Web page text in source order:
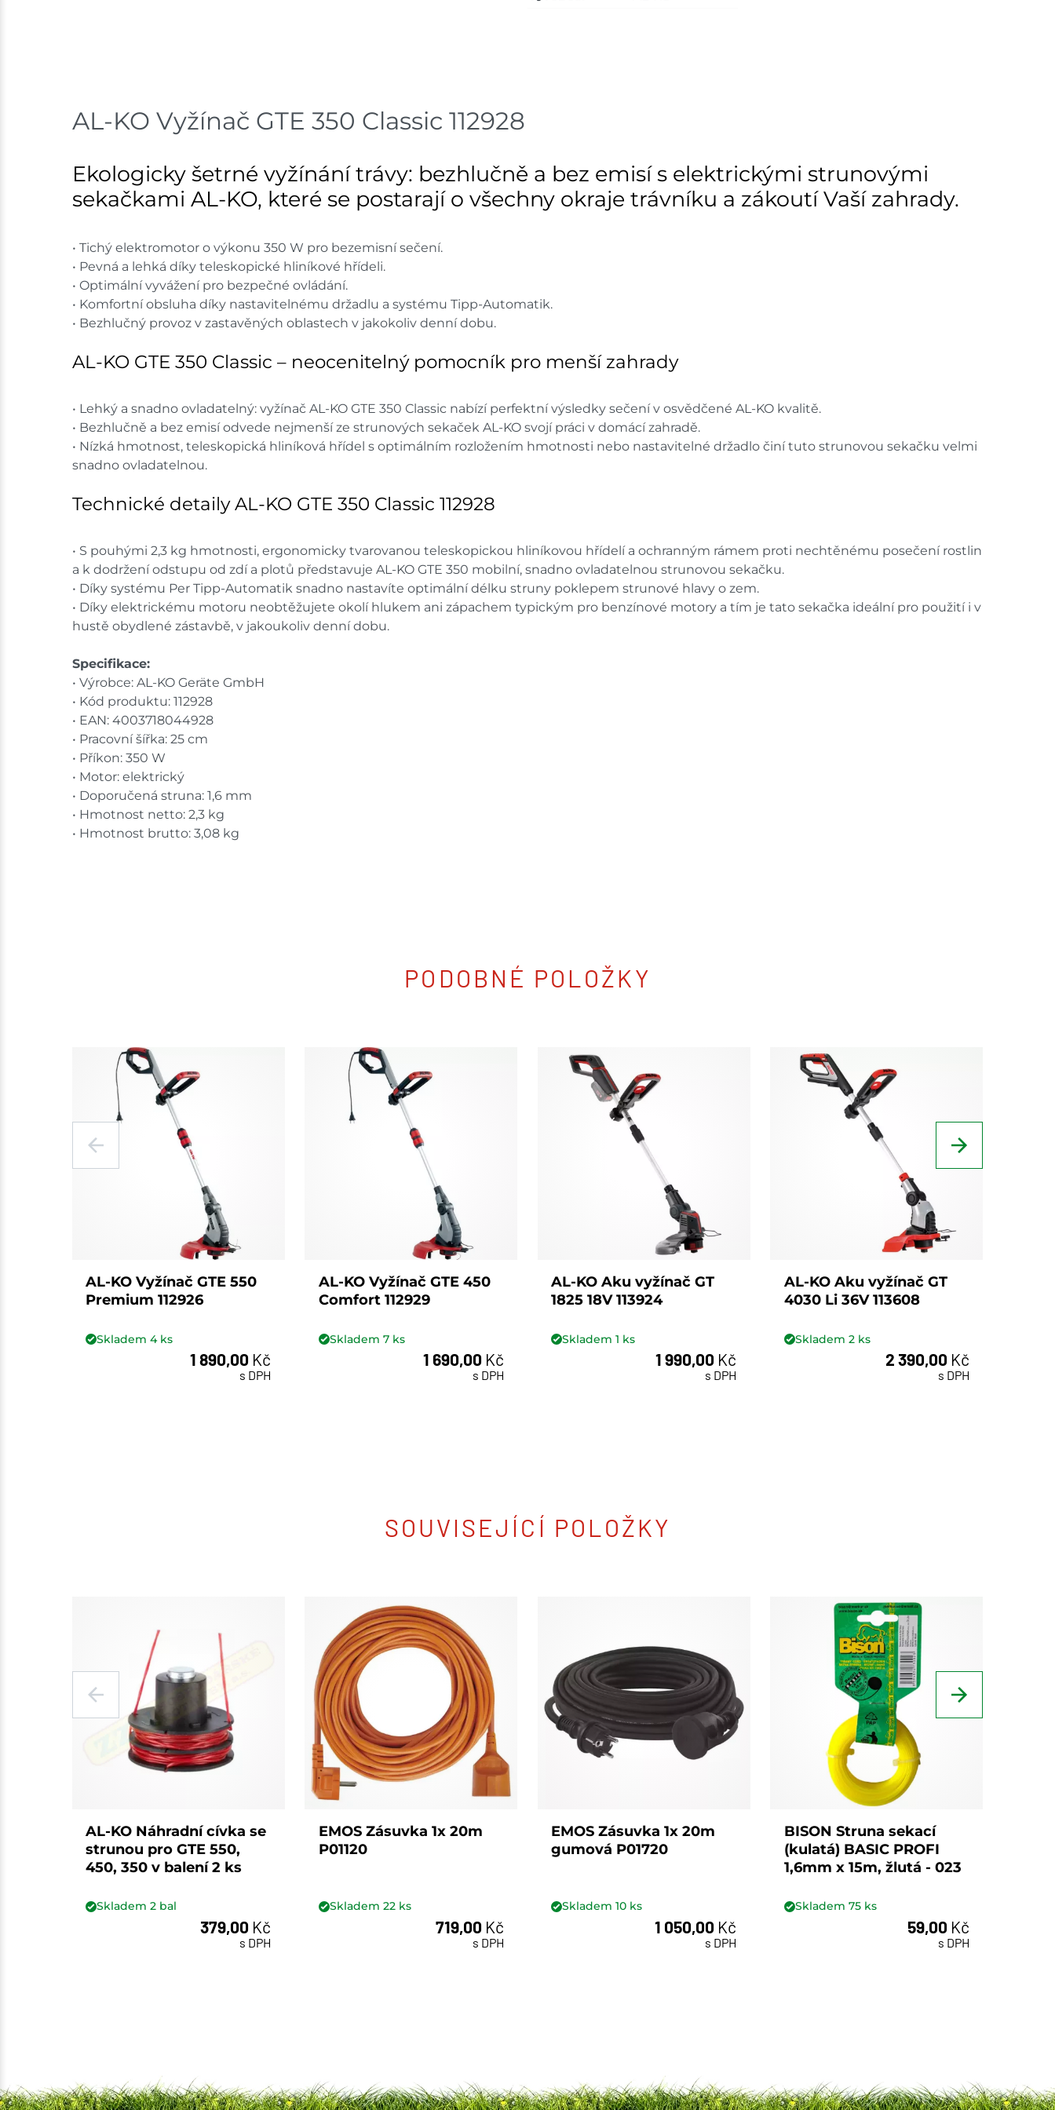
AL-KO Vyžínač GTE 350 Classic 112928
Ekologicky šetrné vyžínání trávy: bezhlučně a bez emisí s elektrickými strunovými
sekačkami AL-KO, které se postarají o všechny okraje trávníku a zákoutí Vaší zahrady.
• Tichý elektromotor o výkonu 350 W pro bezemisní sečení.
• Pevná a lehká díky teleskopické hliníkové hřídeli.
• Optimální vyvážení pro bezpečné ovládání.
• Komfortní obsluha díky nastavitelnému držadlu a systému Tipp-Automatik.
• Bezhlučný provoz v zastavěných oblastech v jakokoliv denní dobu.
AL-KO GTE 350 Classic – neocenitelný pomocník pro menší zahrady
• Lehký a snadno ovladatelný: vyžínač AL-KO GTE 350 Classic nabízí perfektní výsledky sečení v osvědčené AL-KO kvalitě.
• Bezhlučně a bez emisí odvede nejmenší ze strunových sekaček AL-KO svojí práci v domácí zahradě.
• Nízká hmotnost, teleskopická hliníková hřídel s optimálním rozložením hmotnosti nebo nastavitelné držadlo činí tuto strunovou sekačku velmi
snadno ovladatelnou.
Technické detaily AL-KO GTE 350 Classic 112928
• S pouhými 2,3 kg hmotnosti, ergonomicky tvarovanou teleskopickou hliníkovou hřídelí a ochranným rámem proti nechtěnému posečení rostlin
a k dodržení odstupu od zdí a plotů představuje AL-KO GTE 350 mobilní, snadno ovladatelnou strunovou sekačku.
• Díky systému Per Tipp-Automatik snadno nastavíte optimální délku struny poklepem strunové hlavy o zem.
• Díky elektrickému motoru neobtěžujete okolí hlukem ani zápachem typickým pro benzínové motory a tím je tato sekačka ideální pro použití i v
hustě obydlené zástavbě, v jakoukoliv denní dobu.
Specifikace:
• Výrobce: AL-KO Geräte GmbH
• Kód produktu: 112928
• EAN: 4003718044928
• Pracovní šířka: 25 cm
• Příkon: 350 W
• Motor: elektrický
• Doporučená struna: 1,6 mm
• Hmotnost netto: 2,3 kg
• Hmotnost brutto: 3,08 kg
PODOBNÉ POLOŽKY
AL-KO Vyžínač GTE 550
Premium 112926
Skladem4ks
1 890,00 Kč
s DPH
AL-KO Vyžínač GTE 450
Comfort 112929
Skladem 7ks
1 690,00 Kč
s DPH
AL-KO Aku vyžínač GT
1825 18V 113924
Skladem1 ks
1 990,00 Kč
s DPH
AL-KO Aku vyžínač GT
4030 Li 36V 113608
Skladem 2ks
2 390,00 Kč
s DPH
SOUVISEJÍCÍ POLOŽKY
AL-KO Náhradní cívka se
strunou pro GTE 550,
450, 350 v balení 2 ks
Skladem2 bal
379,00 Kč
s DPH
EMOS Zásuvka 1x 20m
P01120
Skladem 22ks
719,00 Kč
s DPH
EMOS Zásuvka 1x 20m
gumová P01720
Skladem10 ks
1 050,00 Kč
s DPH
BISON Struna sekací
(kulatá) BASIC PROFI
1,6mm x 15m, žlutá - 023
Skladem 75ks
59,00 Kč
s DPH